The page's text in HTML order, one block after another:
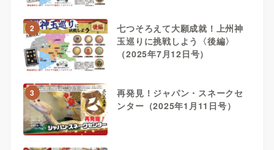
2
七つそろえて大願成就！上州神
玉巡りに挑戦しよう〈後編〉
（2025年7月12日号）
3
再発見！ジャパン・スネークセ
ンター（2025年1月11日号）